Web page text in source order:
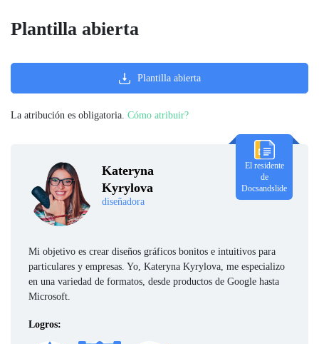
Kateryna
Kyrylova
diseñadora
El residente
de
Docsandslide
Mi objetivo es crear diseños gráficos bonitos e intuitivos para
particulares y empresas. Yo, Kateryna Kyrylova, me especializo
en una variedad de formatos, desde productos de Google hasta
Microsoft.
Logros:
Plantilla abierta
Plantilla abierta
La atribución es obligatoria. Cómo atribuir?